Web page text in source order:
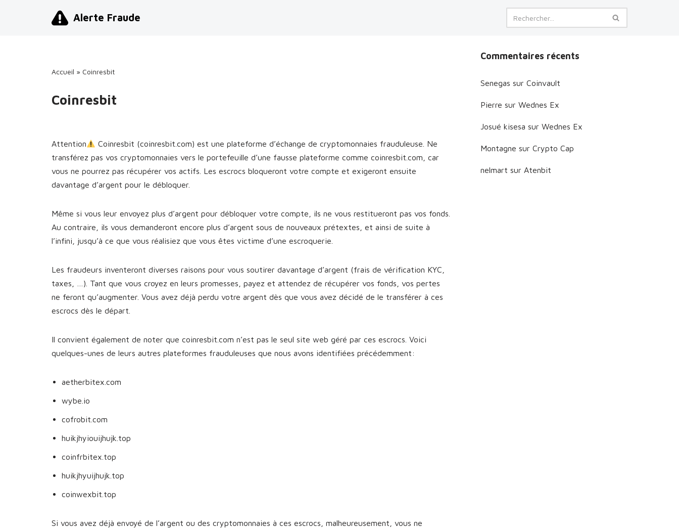
Alerte Fraude
Accueil » Coinresbit
Coinresbit
Attention
Coinresbit (coinresbit.com) est une plateforme d’échange de cryptomonnaies frauduleuse. Ne
transférez pas vos cryptomonnaies vers le portefeuille d’une fausse plateforme comme coinresbit.com, car
vous ne pourrez pas récupérer vos actifs. Les escrocs bloqueront votre compte et exigeront ensuite
davantage d’argent pour le débloquer.
Même si vous leur envoyez plus d’argent pour débloquer votre compte, ils ne vous restitueront pas vos fonds.
Au contraire, ils vous demanderont encore plus d’argent sous de nouveaux prétextes, et ainsi de suite à
l’infini, jusqu’à ce que vous réalisiez que vous êtes victime d’une escroquerie.
Les fraudeurs inventeront diverses raisons pour vous soutirer davantage d’argent (frais de vérification KYC,
taxes, …). Tant que vous croyez en leurs promesses, payez et attendez de récupérer vos fonds, vos pertes
ne feront qu’augmenter. Vous avez déjà perdu votre argent dès que vous avez décidé de le transférer à ces
escrocs dès le départ.
Il convient également de noter que coinresbit.com n’est pas le seul site web géré par ces escrocs. Voici
quelques-unes de leurs autres plateformes frauduleuses que nous avons identifiées précédemment:
aetherbitex.com
wybe.io
cofrobit.com
huikjhyiouijhujk.top
coinfrbitex.top
huikjhyuijhujk.top
coinwexbit.top
Si vous avez déjà envoyé de l’argent ou des cryptomonnaies à ces escrocs, malheureusement, vous ne
Commentaires récents
Senegas sur Coinvault
Pierre sur Wednes Ex
Josué kisesa sur Wednes Ex
Montagne sur Crypto Cap
nelmart sur Atenbit